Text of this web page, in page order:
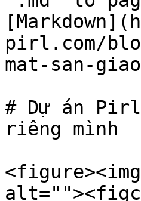
pirl.com/
mat-san-
# Dự án
riêng mình